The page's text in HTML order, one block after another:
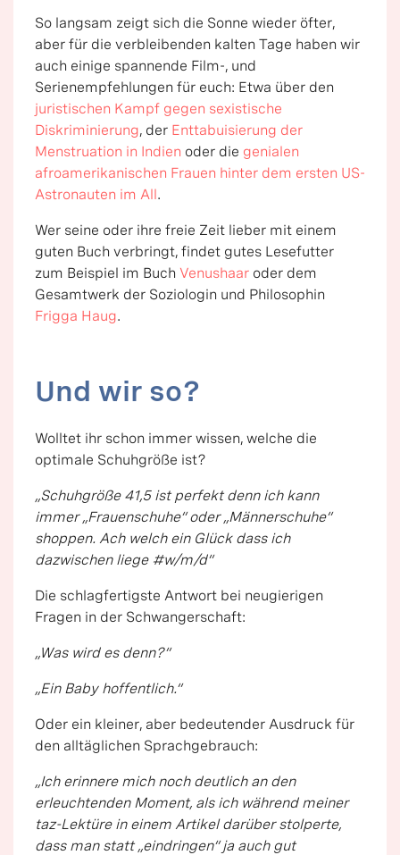
So langsam zeigt sich die Sonne wieder öfter,
aber für die verbleibenden kalten Tage haben wir
auch einige spannende Film-, und
Serienempfehlungen für euch: Etwa über den
juristischen Kampf gegen sexistische
Diskriminierung, der Enttabuisierung der
Menstruation in Indien oder die genialen
afroamerikanischen Frauen hinter dem ersten US-
Astronauten im All.
Wer seine oder ihre freie Zeit lieber mit einem
guten Buch verbringt, findet gutes Lesefutter
zum Beispiel im Buch Venushaar oder dem
Gesamtwerk der Soziologin und Philosophin
Frigga Haug.
Und wir so?
Wolltet ihr schon immer wissen, welche die
optimale Schuhgröße ist?
„Schuhgröße 41,5 ist perfekt denn ich kann
immer „Frauenschuhe“ oder „Männerschuhe“
shoppen. Ach welch ein Glück dass ich
dazwischen liege #w/m/d“
Die schlagfertigste Antwort bei neugierigen
Fragen in der Schwangerschaft:
„Was wird es denn?“
„Ein Baby hoffentlich.“
Oder ein kleiner, aber bedeutender Ausdruck für
den alltäglichen Sprachgebrauch:
„Ich erinnere mich noch deutlich an den
erleuchtenden Moment, als ich während meiner
taz-Lektüre in einem Artikel darüber stolperte,
dass man statt „eindringen“ ja auch gut